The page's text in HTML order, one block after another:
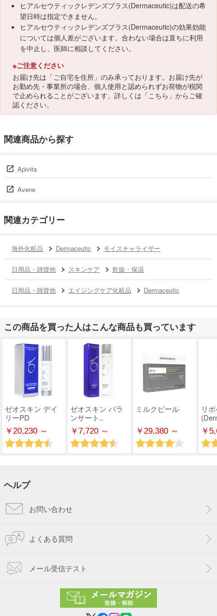
ヒアルセウティックレデンズプラス(Dermaceutic)は配送の希
望日時は指定できません。
ヒアルセウティックレデンズプラス(Dermaceutic)の効果効能
については個人差がございます。合わない場合は直ちに利用
を中止し、医師に相談してください。
※ご注意ください
お届け先は「ご自宅を住所」のみ承っております。お届け先が
お勤め先・事業所の場合、個人使用と認められずお荷物が税関
で止められることがございます。詳しくは「こちら 」からご確
認ください。
関連商品から探す
Apivita
Avene
関連カテゴリー
海外化粧品 Dermaceutic モイスチャライザー
日用品・雑貨他 スキンケア 乾燥・保湿
日用品・雑貨他 エイジングケア化粧品 Dermaceutic
この商品を買った人はこんな商品も買っています
ゼオスキン デイ
リーPD
￥20,230 ～
ゼオスキン バラ
ンサート..
￥7,720 ～
ミルクピール
￥29,380 ～
リ
￥
ヘルプ
お問い合わせ
よくある質問
メール受信テスト